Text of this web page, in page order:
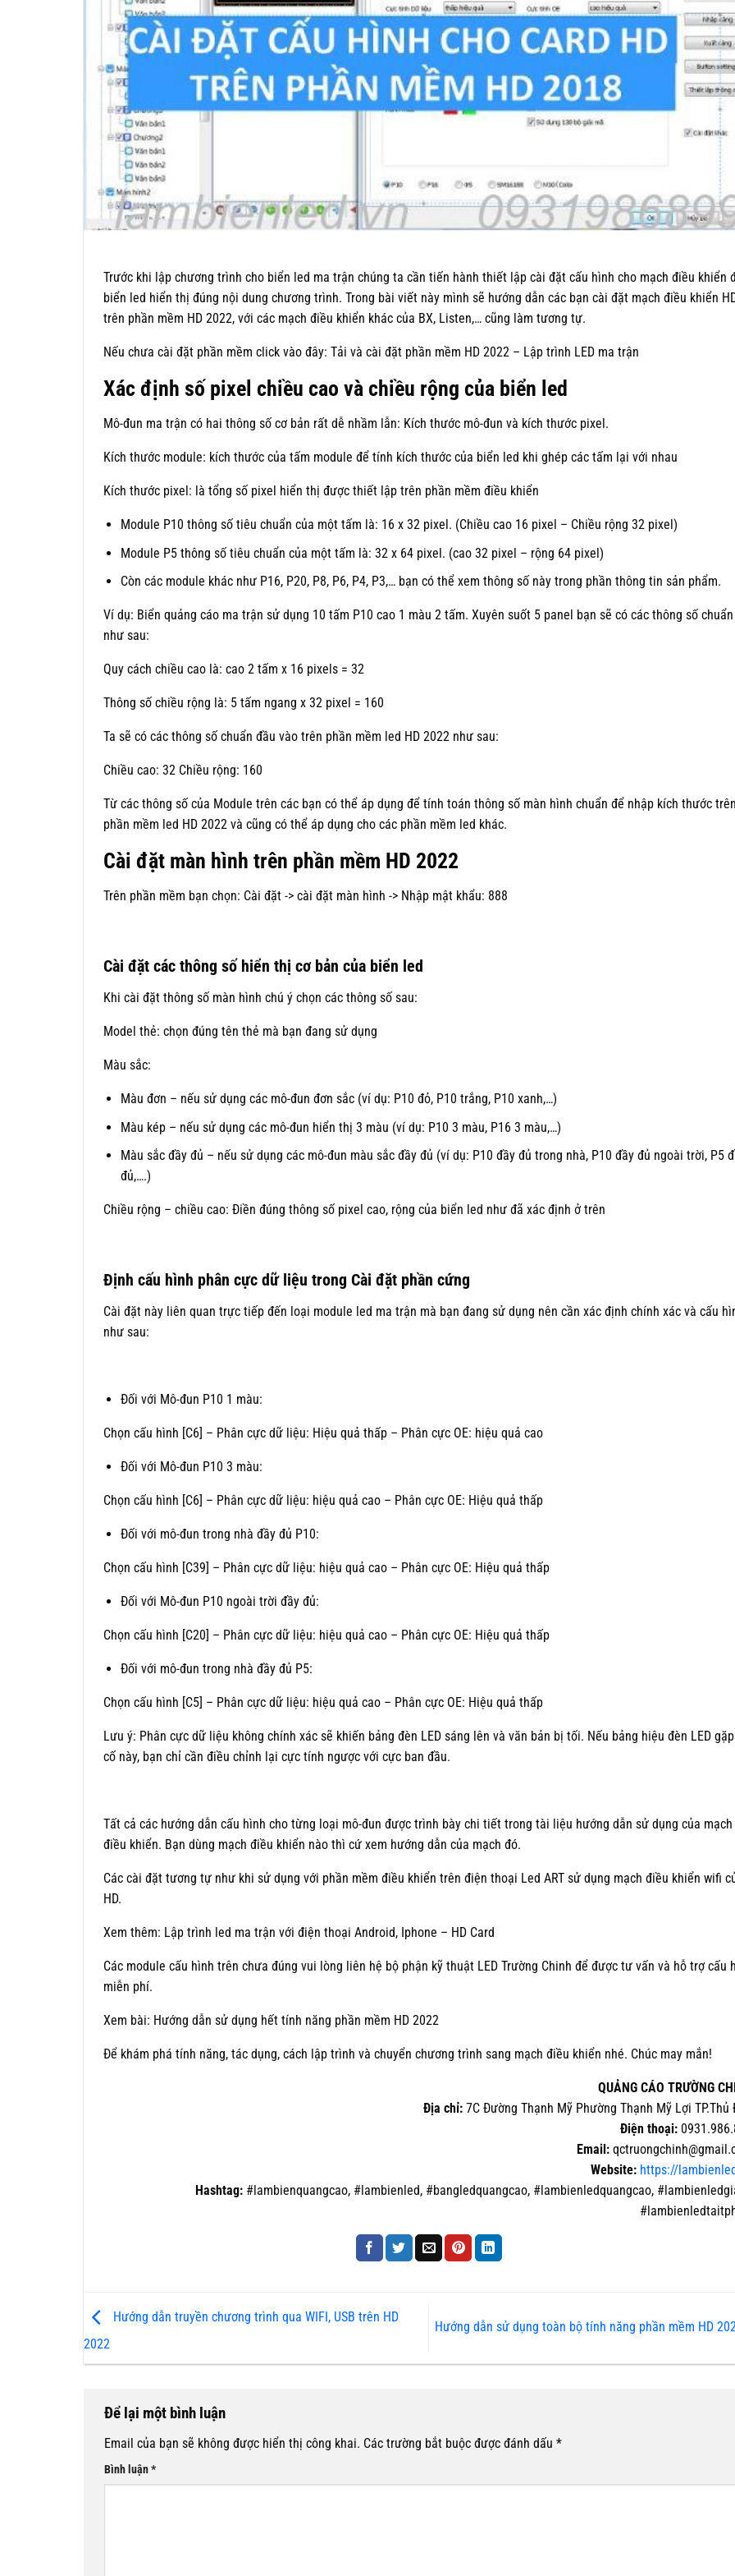
Trước khi lập chương trình cho biển led ma trận chúng ta cần tiến hành thiết lập cài đặt cấu hình cho mạch điều khiển
biển led hiển thị đúng nội dung chương trình. Trong bài viết này mình sẽ hướng dẫn các bạn cài đặt mạch điều khiển
trên phần mềm HD 2022, với các mạch điều khiển khác của BX, Listen,… cũng làm tương tự.
Nếu chưa cài đặt phần mềm click vào đây: Tải và cài đặt phần mềm HD 2022 – Lập trình LED ma trận
Xác định số pixel chiều cao và chiều rộng của biển led
Mô-đun ma trận có hai thông số cơ bản rất dễ nhầm lẫn: Kích thước mô-đun và kích thước pixel.
Kích thước module: kích thước của tấm module để tính kích thước của biển led khi ghép các tấm lại với nhau
Kích thước pixel: là tổng số pixel hiển thị được thiết lập trên phần mềm điều khiển
Module P10 thông số tiêu chuẩn của một tấm là: 16 x 32 pixel. (Chiều cao 16 pixel – Chiều rộng 32 pixel)
Module P5 thông số tiêu chuẩn của một tấm là: 32 x 64 pixel. (cao 32 pixel – rộng 64 pixel)
Còn các module khác như P16, P20, P8, P6, P4, P3,… bạn có thể xem thông số này trong phần thông tin sản phẩm.
Ví dụ: Biển quảng cáo ma trận sử dụng 10 tấm P10 cao 1 màu 2 tấm. Xuyên suốt 5 panel bạn sẽ có các thông số chuẩn
như sau:
Quy cách chiều cao là: cao 2 tấm x 16 pixels = 32
Thông số chiều rộng là: 5 tấm ngang x 32 pixel = 160
Ta sẽ có các thông số chuẩn đầu vào trên phần mềm led HD 2022 như sau:
Chiều cao: 32 Chiều rộng: 160
Từ các thông số của Module trên các bạn có thể áp dụng để tính toán thông số màn hình chuẩn để nhập kích thước
phần mềm led HD 2022 và cũng có thể áp dụng cho các phần mềm led khác.
Cài đặt màn hình trên phần mềm HD 2022
Trên phần mềm bạn chọn: Cài đặt -> cài đặt màn hình -> Nhập mật khẩu: 888
Cài đặt các thông số hiển thị cơ bản của biển led
Khi cài đặt thông số màn hình chú ý chọn các thông số sau:
Model thẻ: chọn đúng tên thẻ mà bạn đang sử dụng
Màu sắc:
Màu đơn – nếu sử dụng các mô-đun đơn sắc (ví dụ: P10 đỏ, P10 trắng, P10 xanh,…)
Màu kép – nếu sử dụng các mô-đun hiển thị 3 màu (ví dụ: P10 3 màu, P16 3 màu,…)
Màu sắc đầy đủ – nếu sử dụng các mô-đun màu sắc đầy đủ (ví dụ: P10 đầy đủ trong nhà, P10 đầy đủ ngoài trời, P5
đủ,….)
Chiều rộng – chiều cao: Điền đúng thông số pixel cao, rộng của biển led như đã xác định ở trên
Định cấu hình phân cực dữ liệu trong Cài đặt phần cứng
Cài đặt này liên quan trực tiếp đến loại module led ma trận mà bạn đang sử dụng nên cần xác định chính xác và cấu
như sau:
Đối với Mô-đun P10 1 màu:
Chọn cấu hình [C6] – Phân cực dữ liệu: Hiệu quả thấp – Phân cực OE: hiệu quả cao
Đối với Mô-đun P10 3 màu:
Chọn cấu hình [C6] – Phân cực dữ liệu: hiệu quả cao – Phân cực OE: Hiệu quả thấp
Đối với mô-đun trong nhà đầy đủ P10:
Chọn cấu hình [C39] – Phân cực dữ liệu: hiệu quả cao – Phân cực OE: Hiệu quả thấp
Đối với Mô-đun P10 ngoài trời đầy đủ:
Chọn cấu hình [C20] – Phân cực dữ liệu: hiệu quả cao – Phân cực OE: Hiệu quả thấp
Đối với mô-đun trong nhà đầy đủ P5:
Chọn cấu hình [C5] – Phân cực dữ liệu: hiệu quả cao – Phân cực OE: Hiệu quả thấp
Lưu ý: Phân cực dữ liệu không chính xác sẽ khiến bảng đèn LED sáng lên và văn bản bị tối. Nếu bảng hiệu đèn LED
cố này, bạn chỉ cần điều chỉnh lại cực tính ngược với cực ban đầu.
Tất cả các hướng dẫn cấu hình cho từng loại mô-đun được trình bày chi tiết trong tài liệu hướng dẫn sử dụng của mạch
điều khiển. Bạn dùng mạch điều khiển nào thì cứ xem hướng dẫn của mạch đó.
Các cài đặt tương tự như khi sử dụng với phần mềm điều khiển trên điện thoại Led ART sử dụng mạch điều khiển wifi
HD.
Xem thêm: Lập trình led ma trận với điện thoại Android, Iphone – HD Card
Các module cấu hình trên chưa đúng vui lòng liên hệ bộ phận kỹ thuật LED Trường Chinh để được tư vấn và hỗ trợ cấu
miễn phí.
Xem bài: Hướng dẫn sử dụng hết tính năng phần mềm HD 2022
Để khám phá tính năng, tác dụng, cách lập trình và chuyển chương trình sang mạch điều khiển nhé. Chúc may mắn!
QUẢNG CÁO TRƯỜNG
Địa chỉ: 7C Đường Thạnh Mỹ Phường Thạnh Mỹ Lợi TP.Thủ
Điện thoại:
Email:
Website: https://
Hashtag: #lambienquangcao, #lambienled, #bangledquangcao, #lambienledquangcao,
Hướng dẫn truyền chương trình qua WIFI, USB trên HD
2022
Hướng dẫn sử dụng toàn bộ tính năng phần mềm HD
Để lại một bình luận
Email của bạn sẽ không được hiển thị công khai. Các trường bắt buộc được đánh dấu *
Bình luận*